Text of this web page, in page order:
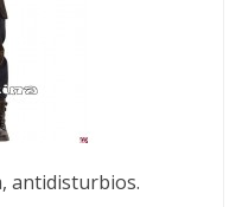
antidisturbios.